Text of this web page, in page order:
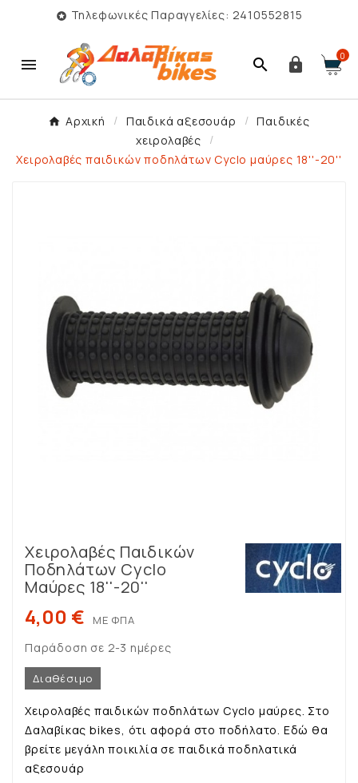
 Τηλεφωνικές Παραγγελίες: 2410552815
   0
Αρχική Παιδικά αξεσουάρ
Παιδικές
χειρολαβές
Χειρολαβές παιδικών ποδηλάτων Cyclo μαύρες 18''-20''
Χειρολαβές Παιδικών
Ποδηλάτων Cyclo
Μαύρες 18''-20''
4,00 € ΜΕ ΦΠΑ
Παράδοση σε 2-3 ημέρες
Διαθέσιμο
Χειρολαβές παιδικών ποδηλάτων Cyclo μαύρες. Στο
Δαλαβίκας bikes, ότι αφορά στο ποδήλατο. Εδώ θα
βρείτε μεγάλη ποικιλία σε παιδικά ποδηλατικά
αξεσουάρ